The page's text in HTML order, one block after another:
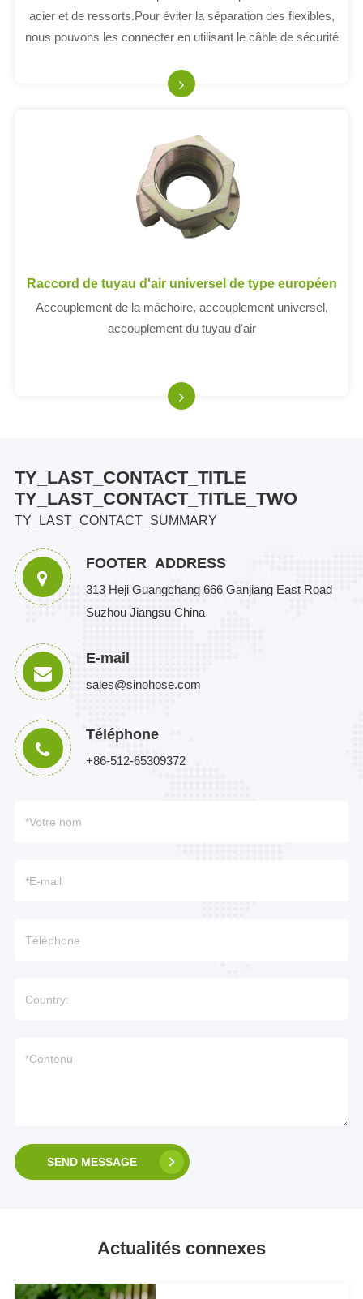
acier et de ressorts.Pour éviter la séparation des flexibles,
nous pouvons les connecter en utilisant le câble de sécurité
Raccord de tuyau d'air universel de type européen
Accouplement de la mâchoire, accouplement universel,
accouplement du tuyau d'air
TY_LAST_CONTACT_TITLE
TY_LAST_CONTACT_TITLE_TWO
TY_LAST_CONTACT_SUMMARY
FOOTER_ADDRESS
313 Heji Guangchang 666 Ganjiang East Road
Suzhou Jiangsu China
E-mail
sales@sinohose.com
Téléphone
+86-512-65309372
SEND MESSAGE
Actualités connexes